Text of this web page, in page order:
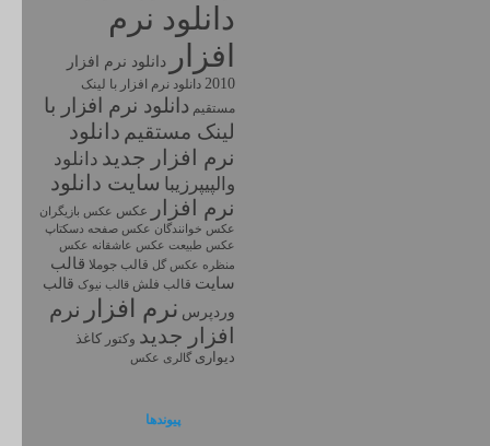
دانلود نرم
افزار
دانلود نرم افزار
2010 دانلود نرم افزار با لينک
مستقيم دانلود نرم افزار با
لینک مستقیم دانلود
نرم افزار جديد دانلود
والپیپرزیبا سايت دانلود
نرم افزار
عکس عکس بازیگران
عکس خوانندگان عکس صفحه دسکتاپ
عکس طبیعت عکس عاشقانه عکس
منظره عکس گل قالب جوملا قالب
سایت قالب فلش قالب نیوک قالب
وردپرس نرم افزار نرم
افزار جديد وکتور کاغذ
دیواری گالری عکس
پیوندها